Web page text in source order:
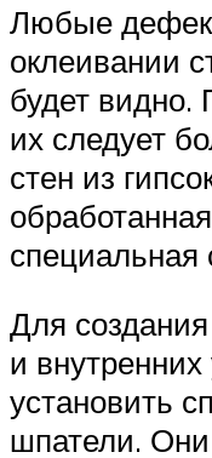
Любые
оклеивании
будет видно.
их следует
стен из
специальная
Для
и
установить
шпатели.